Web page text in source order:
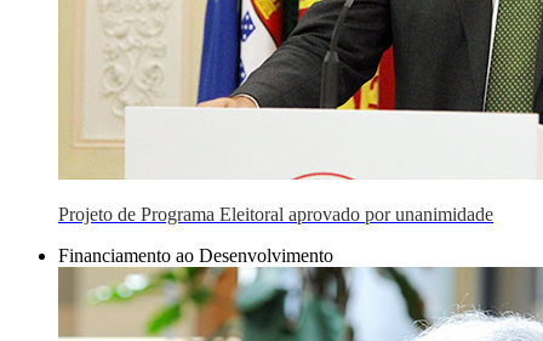
Projeto de Programa Eleitoral aprovado por unanimidade
Financiamento ao Desenvolvimento